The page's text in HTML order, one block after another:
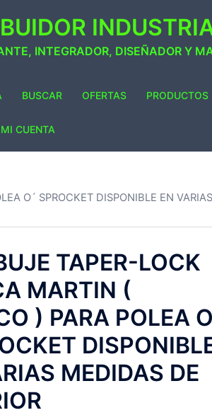
INTEGRADOR, DISEÑADOR Y
BUSCAR OFERTAS PRODUCTOS
MI CUENTA
O´ SPROCKET DISPONIBLE EN VARIAS
TAPER-LOCK
MARTIN (
) PARA POLEA O
MEDIDAS DE